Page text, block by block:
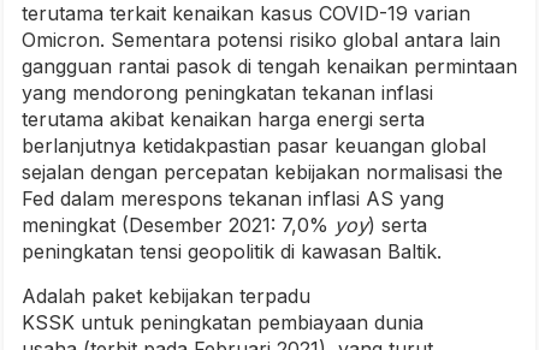
terutama terkait kenaikan kasus COVID-19 varian
Omicron. Sementara potensi risiko global antara lain
gangguan rantai pasok di tengah kenaikan permintaan
yang mendorong peningkatan tekanan inflasi
terutama akibat kenaikan harga energi serta
berlanjutnya ketidakpastian pasar keuangan global
sejalan dengan percepatan kebijakan normalisasi the
Fed dalam merespons tekanan inflasi AS yang
meningkat (Desember 2021: 7,0% yoy) serta
peningkatan tensi geopolitik di kawasan Baltik.
Adalah paket kebijakan terpadu
KSSK untuk peningkatan pembiayaan dunia